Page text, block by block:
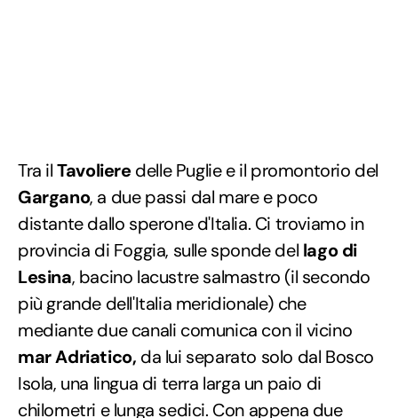
Tra ilTavolieredelle Puglie e il promontorio del
Gargano, a due passi dal mare e poco
distante dallo sperone d'Italia. Ci troviamo in
provincia di Foggia, sulle sponde del lago di
Lesina, bacino lacustre salmastro (il secondo
più grande dell'Italia meridionale) che
mediante due canali comunica con il vicino
mar Adriatico, da lui separato solo dal Bosco
Isola, una lingua di terra larga un paio di
chilometri e lunga sedici. Con appena due